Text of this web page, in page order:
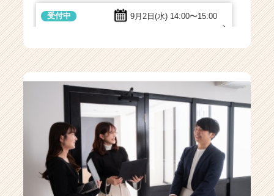
オンライン開催
オンライン開催
9月2日(水) 14:00〜15:00
受付中
9月10日(木)14:00〜15:00
受付中
オンライン開催
9月15日(火) 11:00〜12:00
受付中
オンライン開催
9月17日(木) 15:00〜16:00
受付中